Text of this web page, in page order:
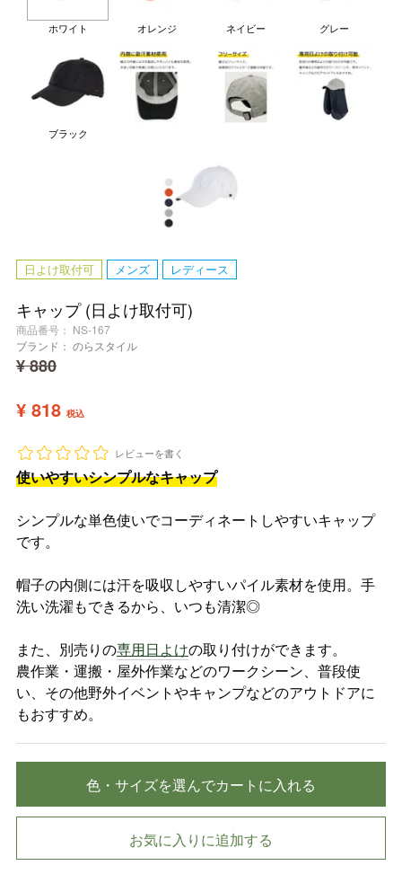
ホワイト オレンジ ネイビー グレー
ブラック
日よけ取付可 メンズ レディース
キャップ (日よけ取付可)
商品番号
NS-167
ブランド： のらスタイル
¥880
¥ 818 税込
レビューを書く
使いやすいシンプルなキャップ
シンプルな単色使いでコーディネートしやすいキャップ
です。
帽子の内側には汗を吸収しやすいパイル素材を使用。手
洗い洗濯もできるから、いつも清潔◎
また、別売りの専用日よけの取り付けができます。
農作業・運搬・屋外作業などのワークシーン、普段使
い、その他野外イベントやキャンプなどのアウトドアに
もおすすめ。
色・サイズを選んでカートに入れる
お気に入りに追加する